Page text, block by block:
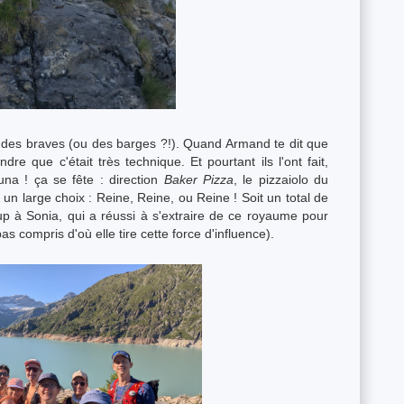
braves (ou des barges ?!). Quand Armand te dit que
que c'était très technique. Et pourtant ils l'ont fait,
! ça se fête : direction Baker Pizza , le pizzaiolo du
large choix : Reine, Reine, ou Reine ! Soit un total de
à Sonia, qui a réussi à s'extraire de ce royaume pour
compris d'où elle tire cette force d'influence).